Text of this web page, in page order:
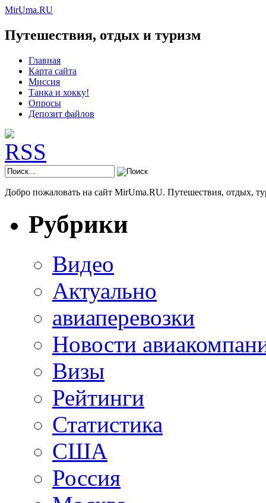
MirUma.RU
Путешествия, отдых и туризм
Главная
Карта сайта
Миссия
Танка и хокку!
Опросы
Депозит файлов
Добро пожаловать на сайт MirUma.RU. Путешествия, отдых,
Рубрики
Видео
Актуально
авиаперевозки
Новости
Визы
Рейтинги
Статистика
США
Россия